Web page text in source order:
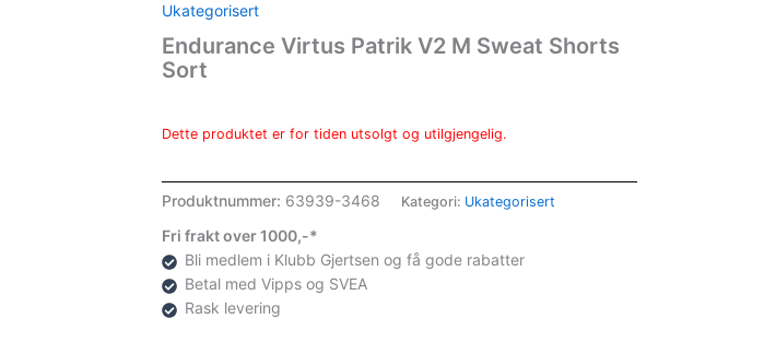
Ukategorisert
Endurance Virtus Patrik V2 M Sweat Shorts
Sort
Dette produktet er for tiden utsolgt og utilgjengelig.
Produktnummer: 63939-3468 Kategori: Ukategorisert
Fri frakt over 1000,-*
Bli medlem i Klubb Gjertsen og få gode rabatter
Betal med Vipps og SVEA
Rask levering